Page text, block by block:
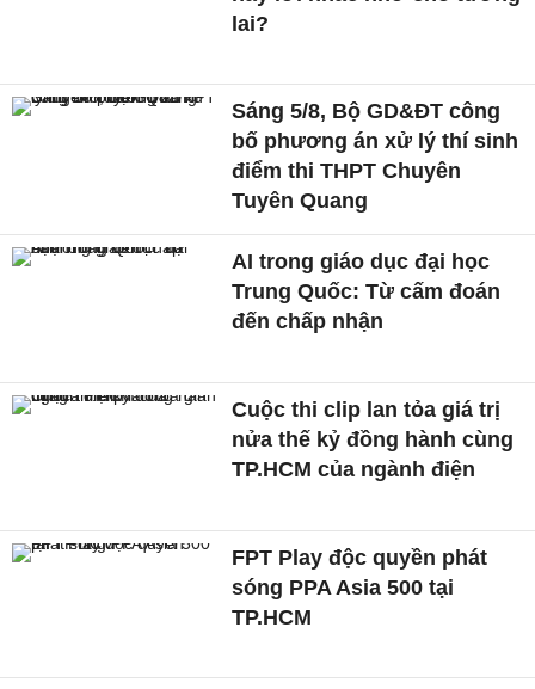
lai?
Sáng 5/8, Bộ GD&ĐT công
bố phương án xử lý thí sinh
điểm thi THPT Chuyên
Tuyên Quang
AI trong giáo dục đại học
Trung Quốc: Từ cấm đoán
đến chấp nhận
Cuộc thi clip lan tỏa giá trị
nửa thế kỷ đồng hành cùng
TP.HCM của ngành điện
FPT Play độc quyền phát
sóng PPA Asia 500 tại
TP.HCM